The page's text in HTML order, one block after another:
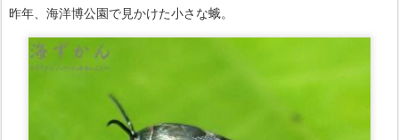
昨年、海洋博公園で見かけた小さな蛾。